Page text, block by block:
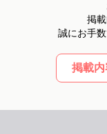
自らの事業の用
をPMS（個人
囲とし、適切に
に改善いたしま
掲
誠にお手
掲載